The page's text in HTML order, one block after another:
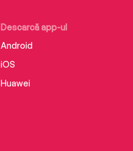
Descarcă app-ul
Android
iOS
Huawei